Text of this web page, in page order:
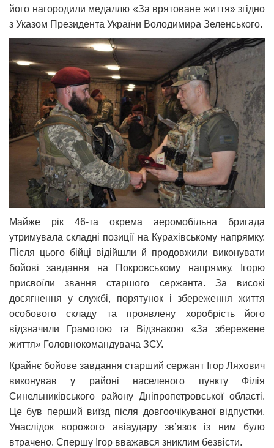
його нагородили медаллю «За врятоване життя» згідно
з Указом Президента України Володимира Зеленського.
Майже рік 46-та окрема аеромобільна бригада
утримувала складні позиції на Курахівському напрямку.
Після цього бійці відійшли й продовжили виконувати
бойові завдання на Покровському напрямку. Ігорю
присвоїли звання старшого сержанта. За високі
досягнення у службі, порятунок і збереження життя
особового складу та проявлену хоробрість його
відзначили Грамотою та Відзнакою «За збережене
життя» Головнокомандувача ЗСУ.
Крайнє бойове завдання старший сержант Ігор Ляхович
виконував у районі населеного пункту Філія
Синельниківського району Дніпропетровської області.
Це був перший виїзд після довгоочікуваної відпустки.
Унаслідок ворожого авіаудару зв’язок із ним було
втрачено. Спершу Ігор вважався зниклим безвісти.